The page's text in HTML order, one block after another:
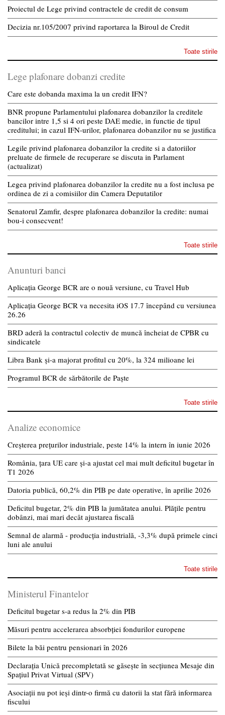
Proiectul de Lege privind contractele de credit de consum
Decizia nr.105/2007 privind raportarea la Biroul de Credit
Toate stirile
Lege plafonare dobanzi credite
Care este dobanda maxima la un credit IFN?
BNR propune Parlamentului plafonarea dobanzilor la creditele
bancilor intre 1,5 si 4 ori peste DAE medie, in functie de tipul
creditului; in cazul IFN-urilor, plafonarea dobanzilor nu se justifica
Legile privind plafonarea dobanzilor la credite si a datoriilor
preluate de firmele de recuperare se discuta in Parlament
(actualizat)
Legea privind plafonarea dobanzilor la credite nu a fost inclusa pe
ordinea de zi a comisiilor din Camera Deputatilor
Senatorul Zamfir, despre plafonarea dobanzilor la credite: numai
bou-i consecvent!
Toate stirile
Anunturi banci
Aplicația George BCR are o nouă versiune, cu Travel Hub
Aplicația George BCR va necesita iOS 17.7 începând cu versiunea
26.26
BRD aderă la contractul colectiv de muncă încheiat de CPBR cu
sindicatele
Libra Bank și-a majorat profitul cu 20%, la 324 milioane lei
Programul BCR de sărbătorile de Paște
Toate stirile
Analize economice
Creșterea prețurilor industriale, peste 14% la intern în iunie 2026
România, țara UE care și-a ajustat cel mai mult deficitul bugetar în
T1 2026
Datoria publică, 60,2% din PIB pe date operative, în aprilie 2026
Deficitul bugetar, 2% din PIB la jumătatea anului. Plățile pentru
dobânzi, mai mari decât ajustarea fiscală
Semnal de alarmă - producția industrială, -3,3% după primele cinci
luni ale anului
Toate stirile
Ministerul Finantelor
Deficitul bugetar s-a redus la 2% din PIB
Măsuri pentru accelerarea absorbției fondurilor europene
Bilete la băi pentru pensionari în 2026
Declarația Unică precompletată se găsește în secțiunea Mesaje din
Spațiul Privat Virtual (SPV)
Asociații nu pot ieși dintr-o firmă cu datorii la stat fără informarea
fiscului